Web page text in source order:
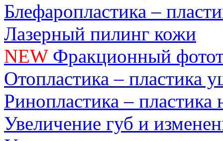
Блефаропластика –
Лазерный пилинг кожи
NEWФракционный
Отопластика – пластика
Ринопластика – пластика
Увеличение губ и